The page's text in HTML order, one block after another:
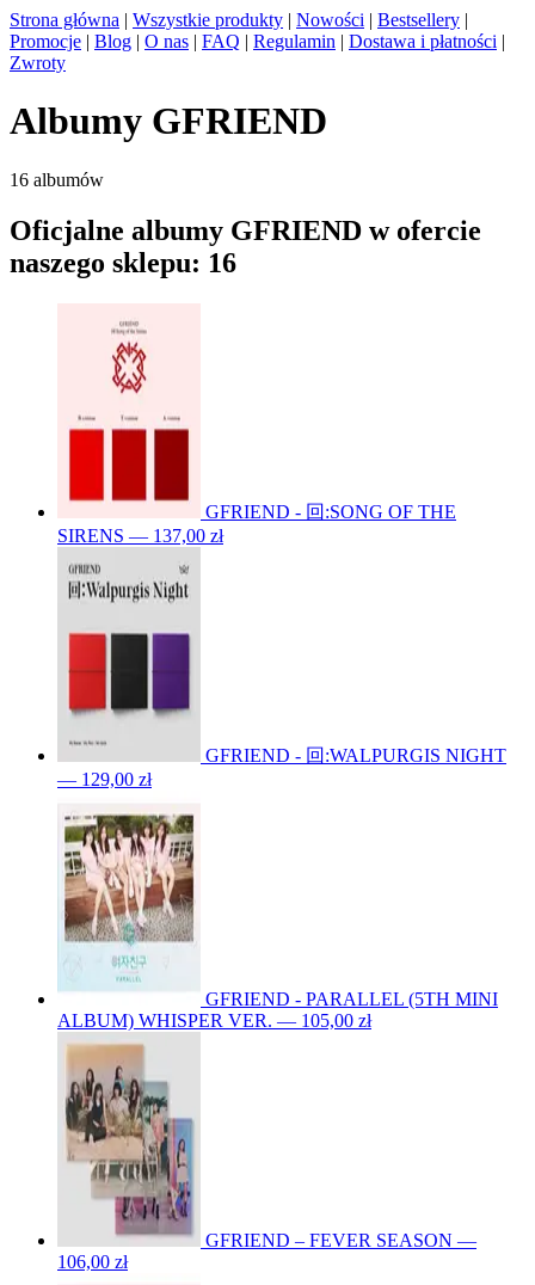
Strona główna | Wszystkie produkty | Nowości | Bestsellery |
Promocje | Blog | O nas | FAQ | Regulamin | Dostawa i płatności |
Zwroty
Albumy GFRIEND
16 albumów
Oficjalne albumy GFRIEND w ofercie
naszego sklepu: 16
GFRIEND - 回:SONG OF THE
SIRENS — 137,00 zł
GFRIEND - 回:WALPURGIS NIGHT
— 129,00 zł
GFRIEND - PARALLEL (5TH MINI
ALBUM) WHISPER VER. — 105,00 zł
GFRIEND – FEVER SEASON —
106,00 zł